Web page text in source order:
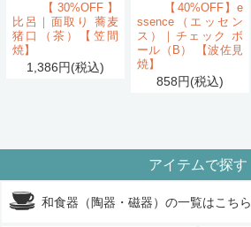
【30%OFF】
比呂｜面取り 蕎麦
猪口（茶）【笠間
焼】
1,386円(税込)
【40%OFF】e
ssence（エッセン
ス）｜チェック ボ
ール（B） 【波佐見
焼】
858円(税込)
アイテムで探す
和食器（陶器・磁器）の一覧はこちら